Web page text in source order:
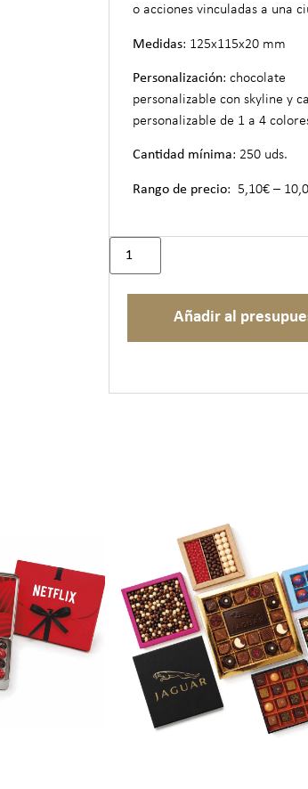
o acciones vinculadas a una
Medidas: 125x115x20 mm
Personalización: chocolate
personalizable con skyline y
personalizable de 1 a 4
Cantidad mínima: 250 uds.
Rango de precio: 5,10€ –
Añadir al